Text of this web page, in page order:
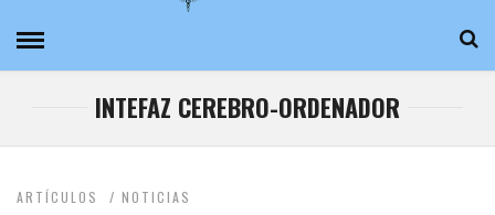
INTEFAZ CEREBRO-ORDENADOR
ARTÍCULOS / NOTICIAS